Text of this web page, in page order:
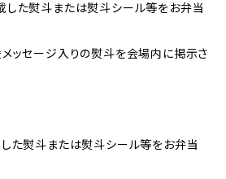
た熨斗または熨斗シール等をお弁当
ッセージ入りの熨斗を会場内に掲示さ
た熨斗または熨斗シール等をお弁当